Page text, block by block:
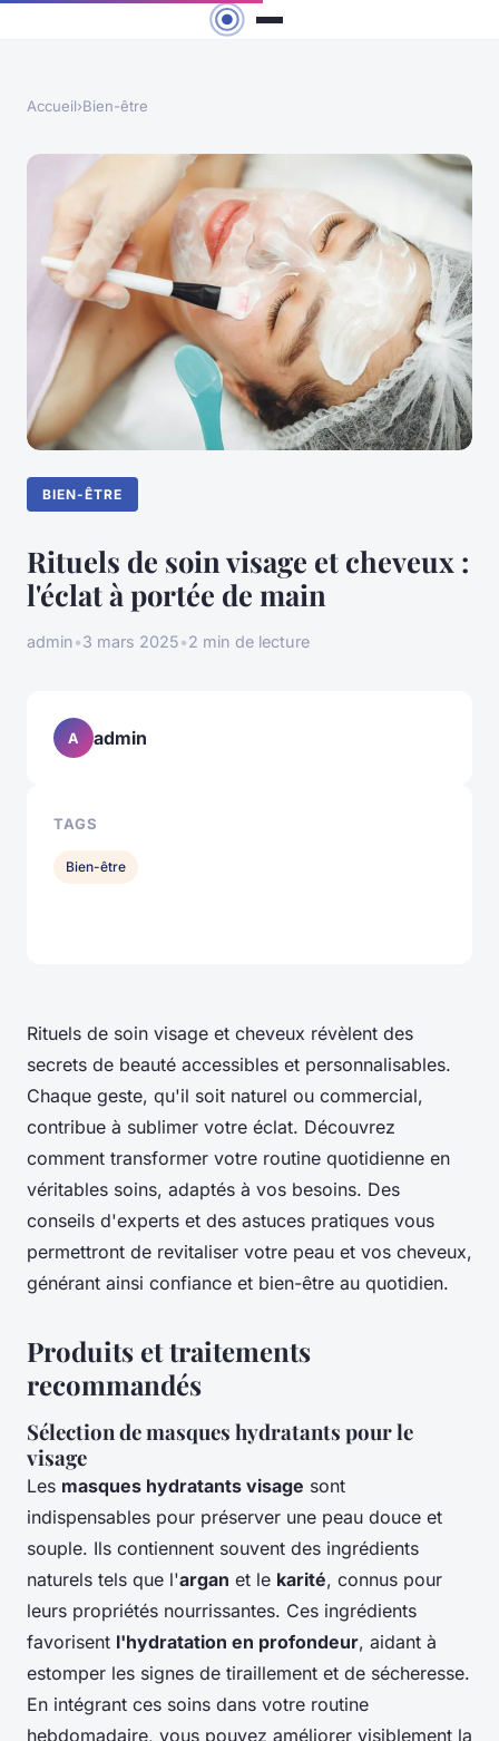
Accueil›Bien-être
BIEN-ÊTRE
Rituels de soin visage et cheveux :
l'éclat à portée de main
admin•3 mars 2025•2 min de lecture
Rituels de soin visage et cheveux révèlent des
secrets de beauté accessibles et personnalisables.
Chaque geste, qu'il soit naturel ou commercial,
contribue à sublimer votre éclat. Découvrez
comment transformer votre routine quotidienne en
véritables soins, adaptés à vos besoins. Des
conseils d'experts et des astuces pratiques vous
permettront de revitaliser votre peau et vos cheveux,
générant ainsi confiance et bien-être au quotidien.
Produits et traitements
recommandés
Sélection de masques hydratants pour le
visage
Les masques hydratants visage sont
indispensables pour préserver une peau douce et
souple. Ils contiennent souvent des ingrédients
naturels tels que l'argan et le karité, connus pour
leurs propriétés nourrissantes. Ces ingrédients
favorisent l'hydratation en profondeur, aidant à
estomper les signes de tiraillement et de sécheresse.
En intégrant ces soins dans votre routine
hebdomadaire, vous pouvez améliorer visiblement la
A admin
TAGS
Bien-être